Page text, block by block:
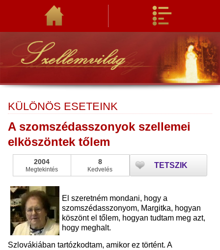
KÜLÖNÖS ESETEINK
A szomszédasszonyok szellemei
elköszöntek tőlem
2004
Megtekintés
8
Kedvelés TETSZIK
El szeretném mondani, hogy a
szomszédasszonyom, Margitka, hogyan
köszönt el tőlem, hogyan tudtam meg azt,
hogy meghalt.
Szlovákiában tartózkodtam, amikor ez történt. A